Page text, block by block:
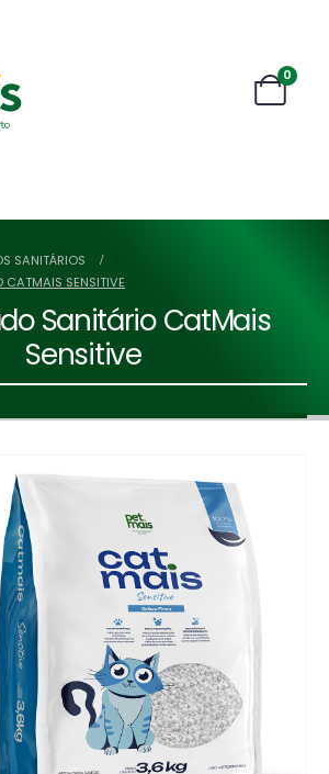
0
SANITÁRIOS
CATMAIS SENSITIVE
Sanitário CatMais
Sensitive